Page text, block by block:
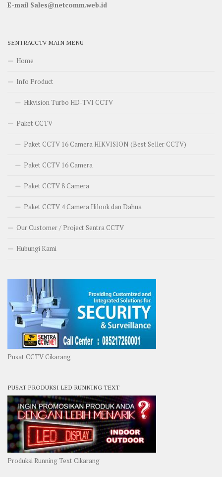
E-mail Sales@netcomm.web.id
SENTRACCTV MAIN MENU
Home
Info Product
Hikvision Turbo HD-TVI CCTV
Paket CCTV
Paket CCTV 16 Camera HIKVISION (Best Seller CCTV)
Paket CCTV 16 Camera
Paket CCTV 8 Camera
Paket CCTV 4 Camera Hilook dan Dahua
Our Customer / Project Sentra CCTV
Hubungi Kami
Pusat CCTV Cikarang
PUSAT PRODUKSI LED RUNNING TEXT
Produksi Running Text Cikarang